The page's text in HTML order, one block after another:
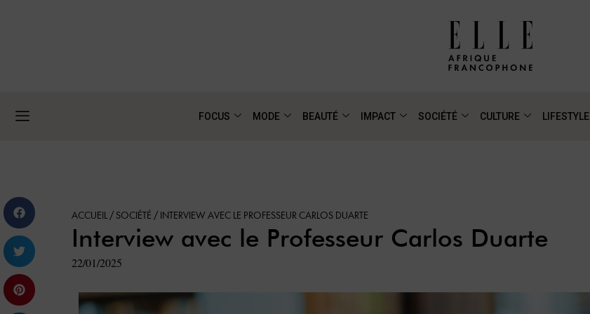
FOCUS MODE BEAUTÉ IMPACT SOCIÉTÉ CULTURE LIFESTYLE
ACCUEIL / SOCIÉTÉ / INTERVIEW AVEC LE PROFESSEUR CARLOS DUARTE
Interview avec le Professeur Carlos Duarte
22/01/2025